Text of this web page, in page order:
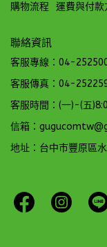
購物流程 運費與付款
聯絡資訊
客服專線：04-
客服傳真：04-
客服時間：(一)-(五
信箱：
地址：台中市豐原區